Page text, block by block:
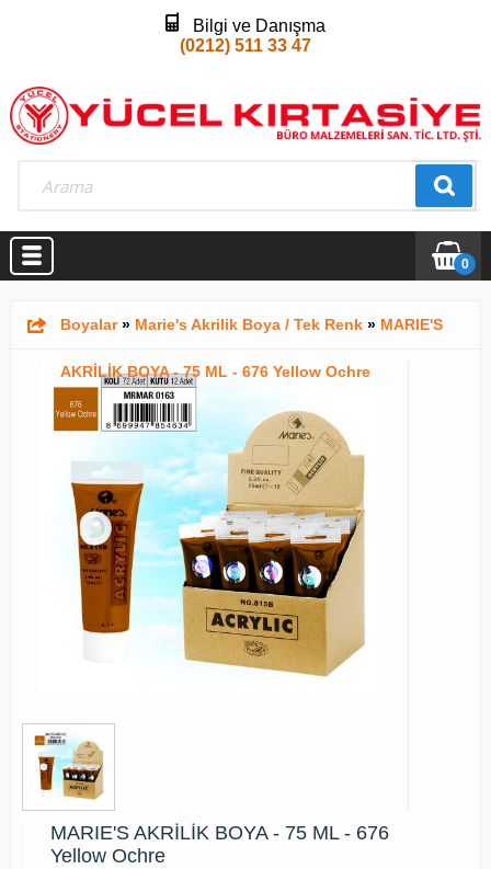
Bilgi ve Danışma
(0212) 511 33 47
0
Boyalar» Marie's Akrilik Boya / Tek Renk» MARIE'S
AKRİLİK BOYA - 75 ML - 676 Yellow Ochre
MARIE'S AKRİLİK BOYA - 75 ML - 676
Yellow Ochre